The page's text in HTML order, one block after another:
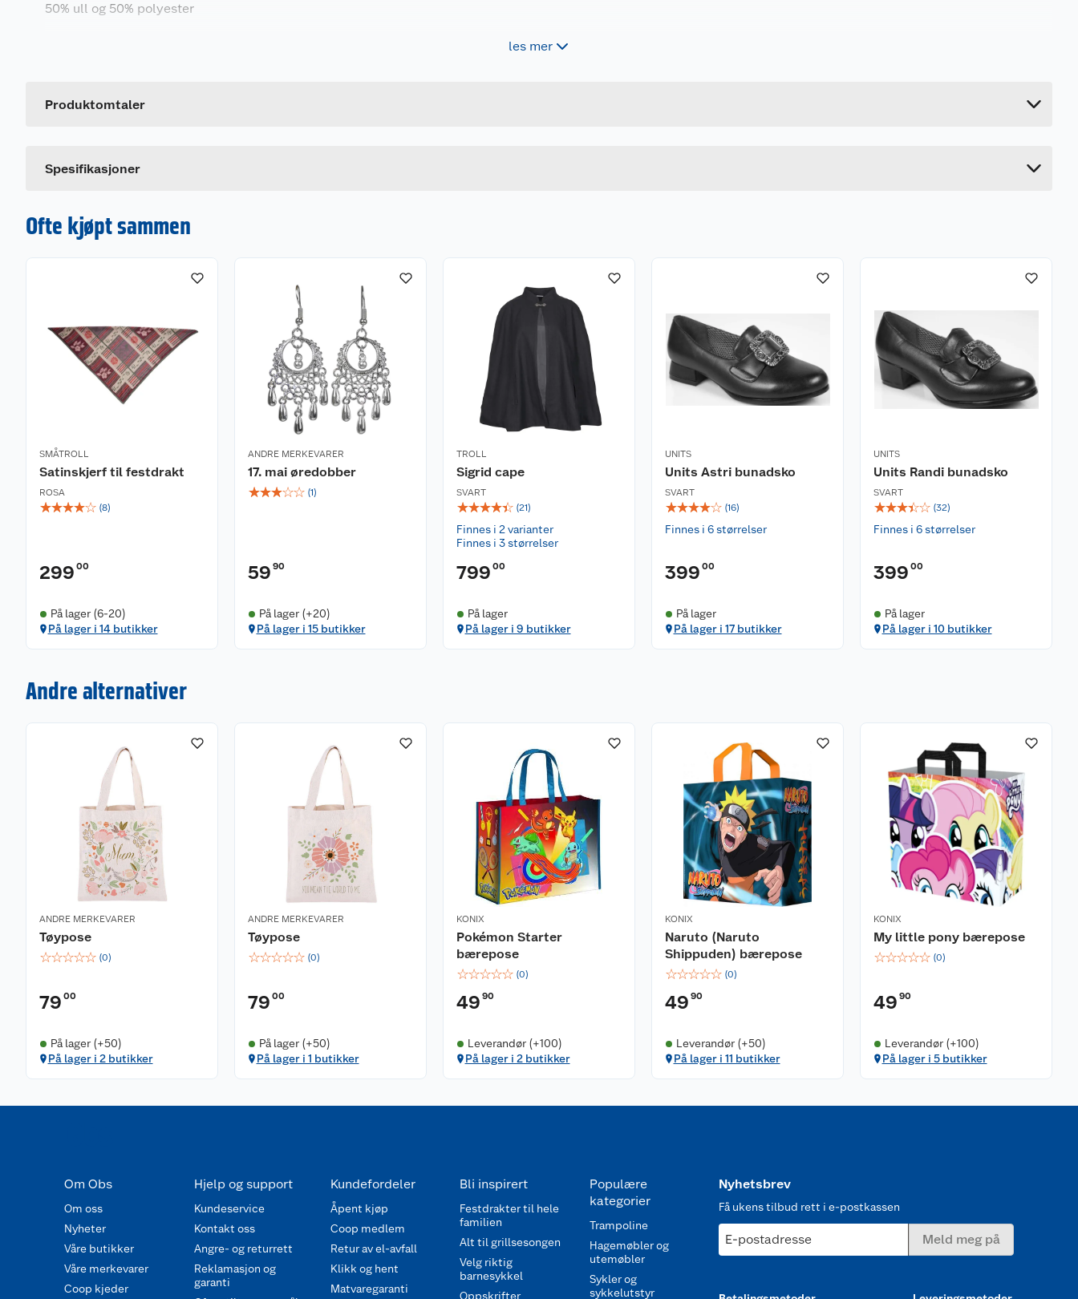
50% ull og 50% polyester
les mer
Produktomtaler
Spesifikasjoner
Leverandørens artikkelnummer
Forpakningsmål
Ofte kjøpt sammen
SMÅTROLL
Satinskjerf til festdrakt
ROSA
☆☆☆☆☆ (8)
299 00
På lager (6-20)
På lager i 14 butikker
ANDRE MERKEVARER
17. mai øredobber
☆☆☆☆☆ (1)
59 90
På lager (+20)
På lager i 15 butikker
TROLL
Sigrid cape
SVART
☆☆☆☆☆ (21)
Finnes i 2 varianter
Finnes i 3 størrelser
799 00
På lager
På lager i 9 butikker
UNITS
Units Astri bunadsko
SVART
☆☆☆☆☆ (16)
Finnes i 6 størrelser
399 00
På lager
På lager i 17 butikker
UNITS
Units Randi bunadsko
SVART
☆☆☆☆☆ (32)
Finnes i 6 størrelser
399 00
På lager
På lager i 10 butikker
Andre alternativer
ANDRE MERKEVARER
Tøypose
☆☆☆☆☆ (0)
79 00
På lager (+50)
På lager i 2 butikker
ANDRE MERKEVARER
Tøypose
☆☆☆☆☆ (0)
79 00
På lager (+50)
På lager i 1 butikker
KONIX
Pokémon Starter
bærepose
☆☆☆☆☆ (0)
49 90
Leverandør (+100)
På lager i 2 butikker
KONIX
Naruto (Naruto
Shippuden) bærepose
☆☆☆☆☆ (0)
49 90
Leverandør (+50)
På lager i 11 butikker
KONIX
My little pony bærepose
☆☆☆☆☆ (0)
49 90
Leverandør (+100)
På lager i 5 butikker
Om Obs
Om oss
Nyheter
Våre butikker
Våre merkevarer
Coop kjeder
Hjelp og support
Kundeservice
Kontakt oss
Angre- og returrett
Reklamasjon og
garanti
Kundefordeler
Åpent kjøp
Coop medlem
Retur av el-avfall
Klikk og hent
Matvaregaranti
Bli inspirert
Festdrakter til hele
familien
Alt til grillsesongen
Velg riktig
barnesykkel
Oppskrifter
Populære
kategorier
Trampoline
Hagemøbler og
utemøbler
Sykler og
sykkelutstyr
Nyhetsbrev
Få ukens tilbud rett i e-postkassen
E-postadresse Meld meg på